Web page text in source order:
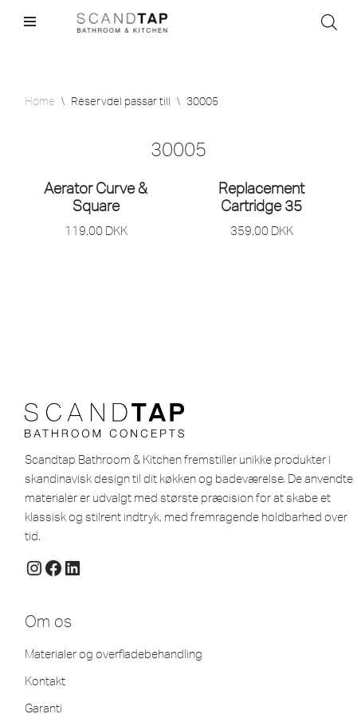
Home \ Reservdel passar till \ 30005
30005
Aerator Curve &
Square
119,00 DKK
Replacement
Cartridge 35
359,00 DKK
Scandtap Bathroom & Kitchen fremstiller unikke produkter i
skandinavisk design til dit køkken og badeværelse. De anvendte
materialer er udvalgt med største præcision for at skabe et
klassisk og stilrent indtryk, med fremragende holdbarhed over
tid.
Om os
Materialer og overfladebehandling
Kontakt
Garanti